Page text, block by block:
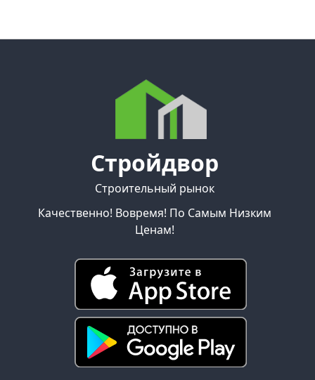
Стройдвор
Строительный рынок
Качественно! Вовремя! По Самым Низким
Ценам!